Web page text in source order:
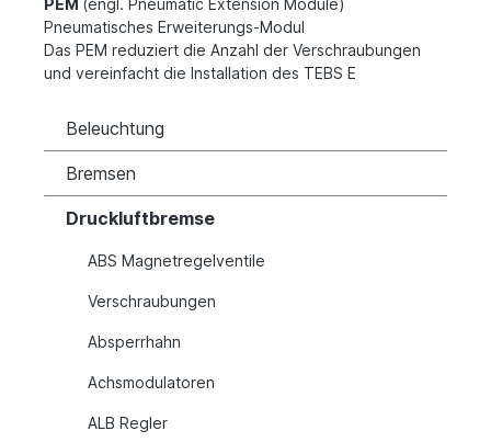
PEM (engl. Pneumatic Extension Module)
Pneumatisches Erweiterungs-Modul
Das PEM reduziert die Anzahl der Verschraubungen
und vereinfacht die Installation des TEBS E
Beleuchtung
Bremsen
Druckluftbremse
ABS Magnetregelventile
Verschraubungen
Absperrhahn
Achsmodulatoren
ALB Regler